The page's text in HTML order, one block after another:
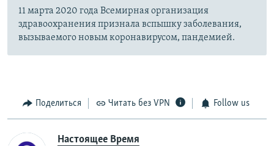
11 марта 2020 года Всемирная организация
здравоохранения признала вспышку заболевания,
вызываемого новым коронавирусом, пандемией.
Поделиться Читать без VPN Follow us
Настоящее Время